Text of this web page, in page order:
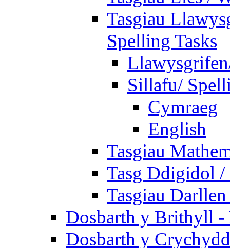
Tasgiau
Spelling Tasks
Sillafu/
Cymraeg
English
Tasgiau
Tasg Ddigidol
Tasgiau
Dosbarth y Brithyll
Dosbarth y